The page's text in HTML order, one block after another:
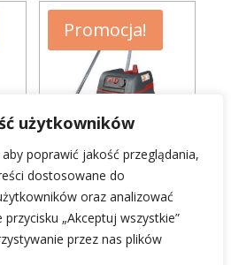
użytkowników
poprawić jakość przeglądania,
dostosowane do
oraz analizować
„Akceptuj wszystkie”
przez nas plików
'744,00 zł.
'280,00 zł.
złAktualna
cena
wynosi:
Promocja!
Odkurzacz ISC L-1625
Top
2 '400,00złPierwotna
cena
wynosiła:
1 '920,00
netto